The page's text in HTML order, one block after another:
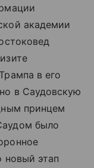
академии
в его
в Саудовскую
принцем
было
новый этап